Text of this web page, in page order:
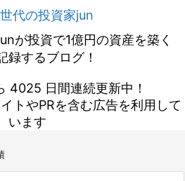
代の投資家jun
が投資で1億円の資産を築く
録するブログ！
4025 日間連続更新中！
トやPRを含む広告を利用して
います